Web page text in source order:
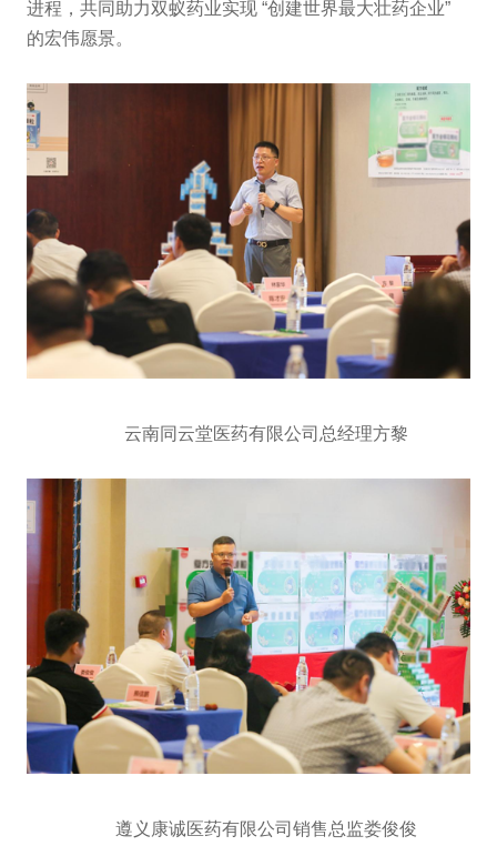
进程，共同助力双蚁药业实现 “创建世界最大壮药企业”
的宏伟愿景。
云南同云堂医药有限公司总经理方黎
遵义康诚医药有限公司销售总监娄俊俊